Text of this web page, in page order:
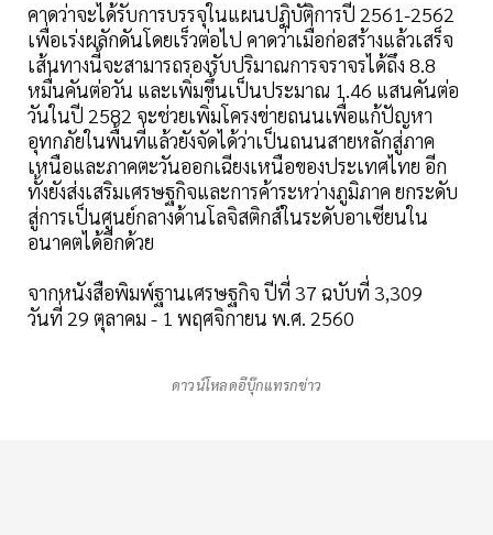
คาดว่าจะได้รับการบรรจุในแผนปฏิบัติการปี 2561-2562
เพื่อเร่งผลักดันโดยเร็วต่อไป คาดว่าเมื่อก่อสร้างแล้วเสร็จ
เส้นทางนี้จะสามารถรองรับปริมาณการจราจรได้ถึง 8.8
หมื่นคันต่อวัน และเพิ่มขึ้นเป็นประมาณ 1.46 แสนคันต่อ
วันในปี 2582 จะช่วยเพิ่มโครงข่ายถนนเพื่อแก้ปัญหา
อุทกภัยในพื้นที่แล้วยังจัดได้ว่าเป็นถนนสายหลักสู่ภาค
เหนือและภาคตะวันออกเฉียงเหนือของประเทศไทย อีก
ทั้งยังส่งเสริมเศรษฐกิจและการค้าระหว่างภูมิภาค ยกระดับ
สู่การเป็นศูนย์กลางด้านโลจิสติกส์ในระดับอาเซียนใน
อนาคตได้อีกด้วย
จากหนังสือพิมพ์ฐานเศรษฐกิจ ปีที่ 37 ฉบับที่ 3,309
วันที่ 29 ตุลาคม - 1 พฤศจิกายน พ.ศ. 2560
ดาวน์โหลดอีบุ๊กแทรกข่าว